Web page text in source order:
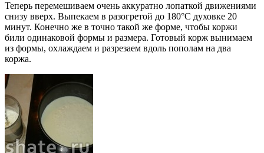
Теперь перемешиваем очень аккуратно лопаткой движениями
снизу вверх. Выпекаем в разогретой до 180°С духовке 20
минут. Конечно же в точно такой же форме, чтобы коржи
били одинаковой формы и размера. Готовый корж вынимаем
из формы, охлаждаем и разрезаем вдоль пополам на два
коржа.